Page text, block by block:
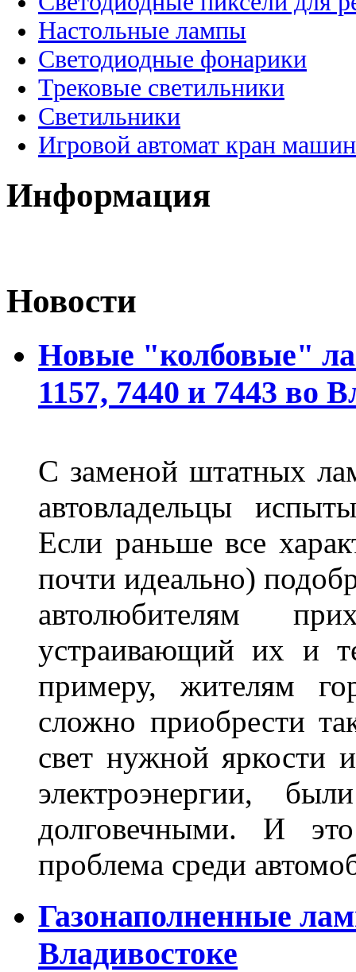
Настольные лампы
Светодиодные фонарики
Трековые светильники
Светильники
Игровой автомат кран
Информация
Новости
Новые "колбовые"
1157, 7440 и 7443 во
С заменой штатных
автовладельцы
Если раньше все
почти идеально)
автолюбителям
устраивающий их и
примеру, жителям
сложно приобрести
свет нужной яркости
электроэнергии,
долговечными. И
проблема среди
Газонаполненные
Владивостоке